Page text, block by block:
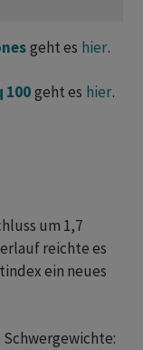
geht es hier.
100geht es hier.
um 1,7
reichte es
ein neues